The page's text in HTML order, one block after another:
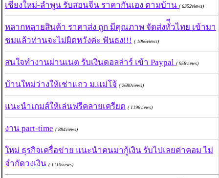
เชียงใหม่-ลำพูน รับสอนจีน ราคากันเอง ตามบ้าน ( 6352views)
หลากหลายสินค้า ราคาส่ง ถูก มีคุณภาพ จัดส่งทั่ีวไทย เข้ามา
ชมแล้วท่านจะไม่ผิดหวังค่ะ ฟันธง!!! ( 1066views)
สนใจทำงานผ่านเนต รับเงินดอลล่าร์ เข้า Paypal ( 958views)
บ้านใหม่ว่างให้เช่าแถว ม.แม่โจ้ ( 2680views)
แนะนำเกมส์ให้เล่นฟรีคลายเครียด ( 1196views)
งาน part-time ( 884views)
ใหม่ ธุรกิจเครื่อข่าย แนะนำคนมากู้เงิน รับไปเลยค่าคอม ไม่
จำกัดวงเงิน ( 1110views)